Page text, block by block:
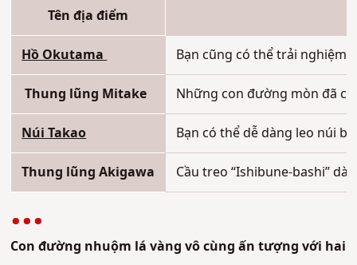
Tên địa điểm
Hồ Okutama Bạn cũng có thể trải nghiệm
Thung lũng Mitake Những con đường mòn đã
Núi Takao Bạn có thể dễ dàng leo núi
Thung lũng Akigawa Cầu treo “Ishibune-bashi”
Con đường nhuộm lá vàng vô cùng ấn tượng với hai